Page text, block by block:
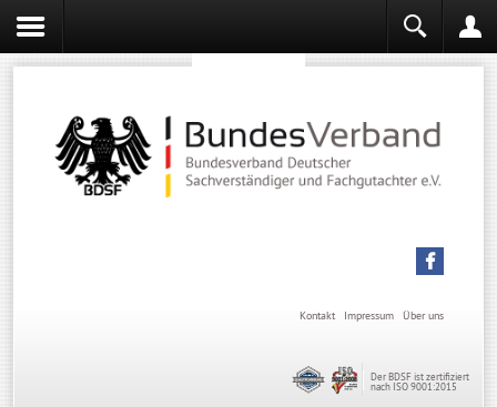
Über uns
Impressum
Kontakt
Der BDSF ist zertifiziert
nach ISO 9001:2015